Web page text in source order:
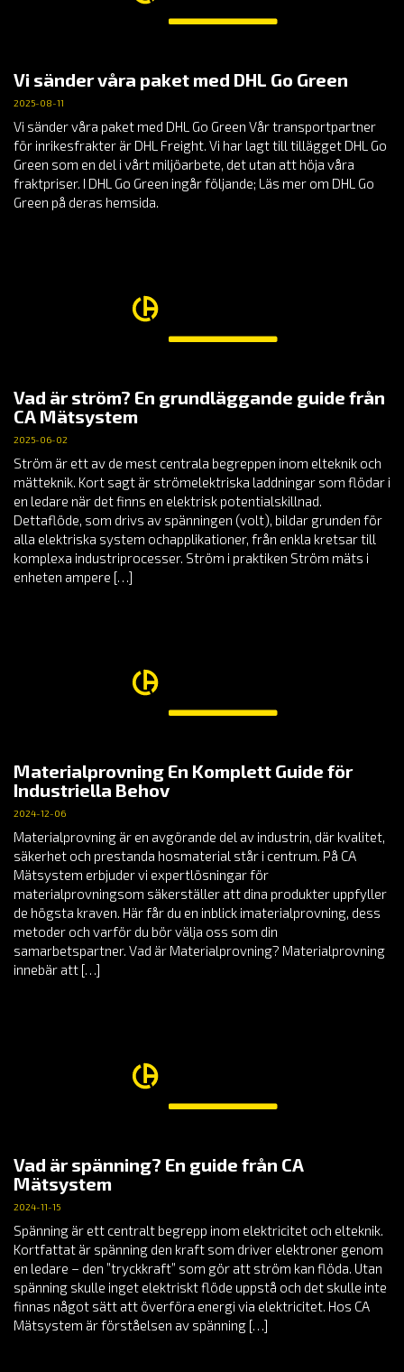
Vi sänder våra paket med DHL Go Green
2025-08-11
Vi sänder våra paket med DHL Go Green Vår transportpartner
för inrikesfrakter är DHL Freight. Vi har lagt till tillägget DHL Go
Green som en del i vårt miljöarbete, det utan att höja våra
fraktpriser. I DHL Go Green ingår följande; Läs mer om DHL Go
Green på deras hemsida.
Vad är ström? En grundläggande guide från
CA Mätsystem
2025-06-02
Ström är ett av de mest centrala begreppen inom elteknik och
mätteknik. Kort sagt är strömelektriska laddningar som flödar i
en ledare när det finns en elektrisk potentialskillnad.
Dettaflöde, som drivs av spänningen (volt), bildar grunden för
alla elektriska system ochapplikationer, från enkla kretsar till
komplexa industriprocesser. Ström i praktiken Ström mäts i
enheten ampere […]
Materialprovning En Komplett Guide för
Industriella Behov
2024-12-06
Materialprovning är en avgörande del av industrin, där kvalitet,
säkerhet och prestanda hosmaterial står i centrum. På CA
Mätsystem erbjuder vi expertlösningar för
materialprovningsom säkerställer att dina produkter uppfyller
de högsta kraven. Här får du en inblick imaterialprovning, dess
metoder och varför du bör välja oss som din
samarbetspartner. Vad är Materialprovning? Materialprovning
innebär att […]
Vad är spänning? En guide från CA
Mätsystem
2024-11-15
Spänning är ett centralt begrepp inom elektricitet och elteknik.
Kortfattat är spänning den kraft som driver elektroner genom
en ledare – den ”tryckkraft” som gör att ström kan flöda. Utan
spänning skulle inget elektriskt flöde uppstå och det skulle inte
finnas något sätt att överföra energi via elektricitet. Hos CA
Mätsystem är förståelsen av spänning […]